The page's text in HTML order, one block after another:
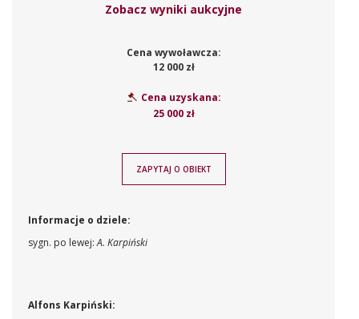
Zobacz wyniki aukcyjne
Cena wywoławcza:
12 000 zł
Cena uzyskana:
25 000 zł
ZAPYTAJ O OBIEKT
Informacje o dziele:
sygn. po lewej:A. Karpiński
Alfons Karpiński: